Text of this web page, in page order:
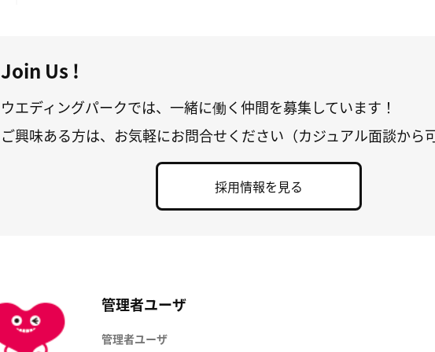
Join Us !
ウエディングパークでは、一緒に働く仲間を募集しています！
ご興味ある方は、お気軽にお問合せください（カジュアル面談から
採用情報を見る
管理者ユーザ
管理者ユーザ